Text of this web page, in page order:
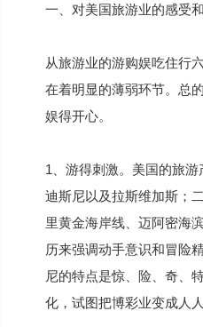
一、对美国旅游业的感受
从旅游业的游购娱吃住行
在着明显的薄弱环节。总
娱得开心。
1、游得刺激。美国的旅
迪斯尼以及拉斯维加斯；
里黄金海岸线、迈阿密海
历来强调动手意识和冒险
尼的特点是惊、险、奇、
化，试图把博彩业变成人